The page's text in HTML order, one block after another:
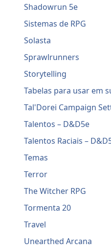
Shadowrun 5e
Sistemas de RPG
Solasta
Sprawlrunners
Storytelling
Tabelas para usar em
Tal'Dorei Campaign
Talentos – D&D5e
Talentos Raciais –
Temas
Terror
The Witcher RPG
Tormenta 20
Travel
Unearthed Arcana